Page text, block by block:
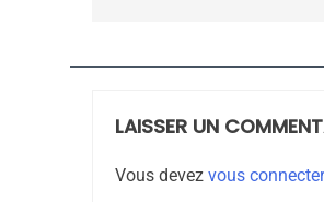
LAISSER UN
Vous devez vous connecter